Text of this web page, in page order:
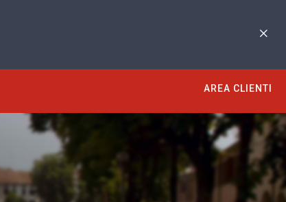
AREA CLIENTI